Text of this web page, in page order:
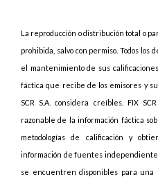
La reproducción o distribución total o
prohibida, salvo con permiso. Todos los
el mantenimiento de sus
fáctica que recibe de los emisores y
SCR S.A. considera creíbles. FIX
razonable de la información fáctica
metodologías de calificación y
información de fuentes
se encuentren disponibles para